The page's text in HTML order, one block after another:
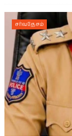
சர்வதேசம்